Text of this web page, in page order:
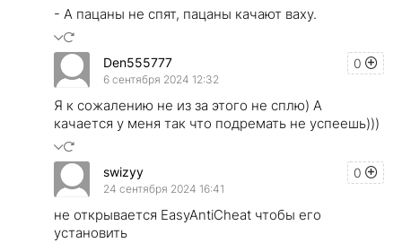
- А пацаны не спят, пацаны качают ваху.
0
Den555777
6 сентября 2024 12:32
Я к сожалению не из за этого не сплю) А
качается у меня так что подремать не успеешь)))
0
swizyy
24 сентября 2024 16:41
не открывается EasyAntiCheat чтобы его
установить